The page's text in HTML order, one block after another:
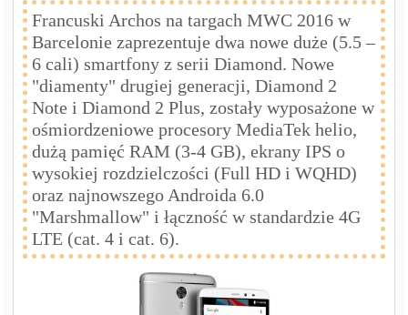
Francuski Archos na targach MWC 2016 w
Barcelonie zaprezentuje dwa nowe duże (5.5 –
6 cali) smartfony z serii Diamond. Nowe
"diamenty" drugiej generacji, Diamond 2
Note i Diamond 2 Plus, zostały wyposażone w
ośmiordzeniowe procesory MediaTek helio,
dużą pamięć RAM (3-4 GB), ekrany IPS o
wysokiej rozdzielczości (Full HD i WQHD)
oraz najnowszego Androida 6.0
"Marshmallow" i łączność w standardzie 4G
LTE (cat. 4 i cat. 6).